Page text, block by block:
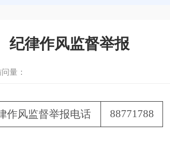
纪律作风监督举报
量：
作风监督举报电话 88771788